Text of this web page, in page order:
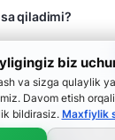
biz
va sizga qulaylik
Davom etish
bildirasiz.Maxfiylik
qiladimi?